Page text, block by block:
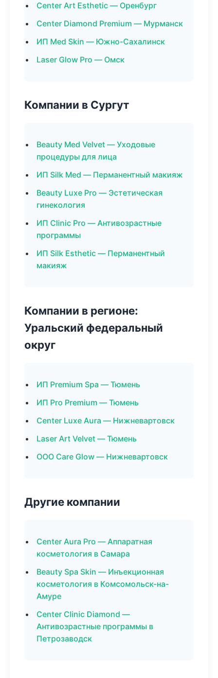
Center Art Esthetic — Оренбург
Center Diamond Premium — Мурманск
ИП Med Skin — Южно-Сахалинск
Laser Glow Pro — Омск
Компании в Сургут
Beauty Med Velvet — Уходовые
процедуры для лица
ИП Silk Med — Перманентный макияж
Beauty Luxe Pro — Эстетическая
гинекология
ИП Clinic Pro — Антивозрастные
программы
ИП Silk Esthetic — Перманентный
макияж
Компании в регионе:
Уральский федеральный
округ
ИП Premium Spa — Тюмень
ИП Pro Premium — Тюмень
Center Luxe Aura — Нижневартовск
Laser Art Velvet — Тюмень
ООО Care Glow — Нижневартовск
Другие компании
Center Aura Pro — Аппаратная
косметология в Самара
Beauty Spa Skin — Инъекционная
косметология в Комсомольск-на-
Амуре
Center Clinic Diamond —
Антивозрастные программы в
Петрозаводск